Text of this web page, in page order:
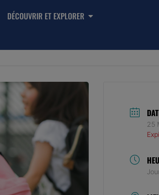
DÉCOUVRIR ET EXPLORER
25